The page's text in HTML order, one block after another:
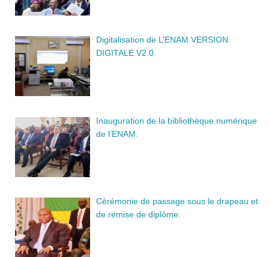
Digitalisation de L’ENAM VERSION
DIGITALE V2.0.
Inauguration de la bibliothèque numérique
de l’ENAM.
Cérémonie de passage sous le drapeau et
de remise de diplôme.